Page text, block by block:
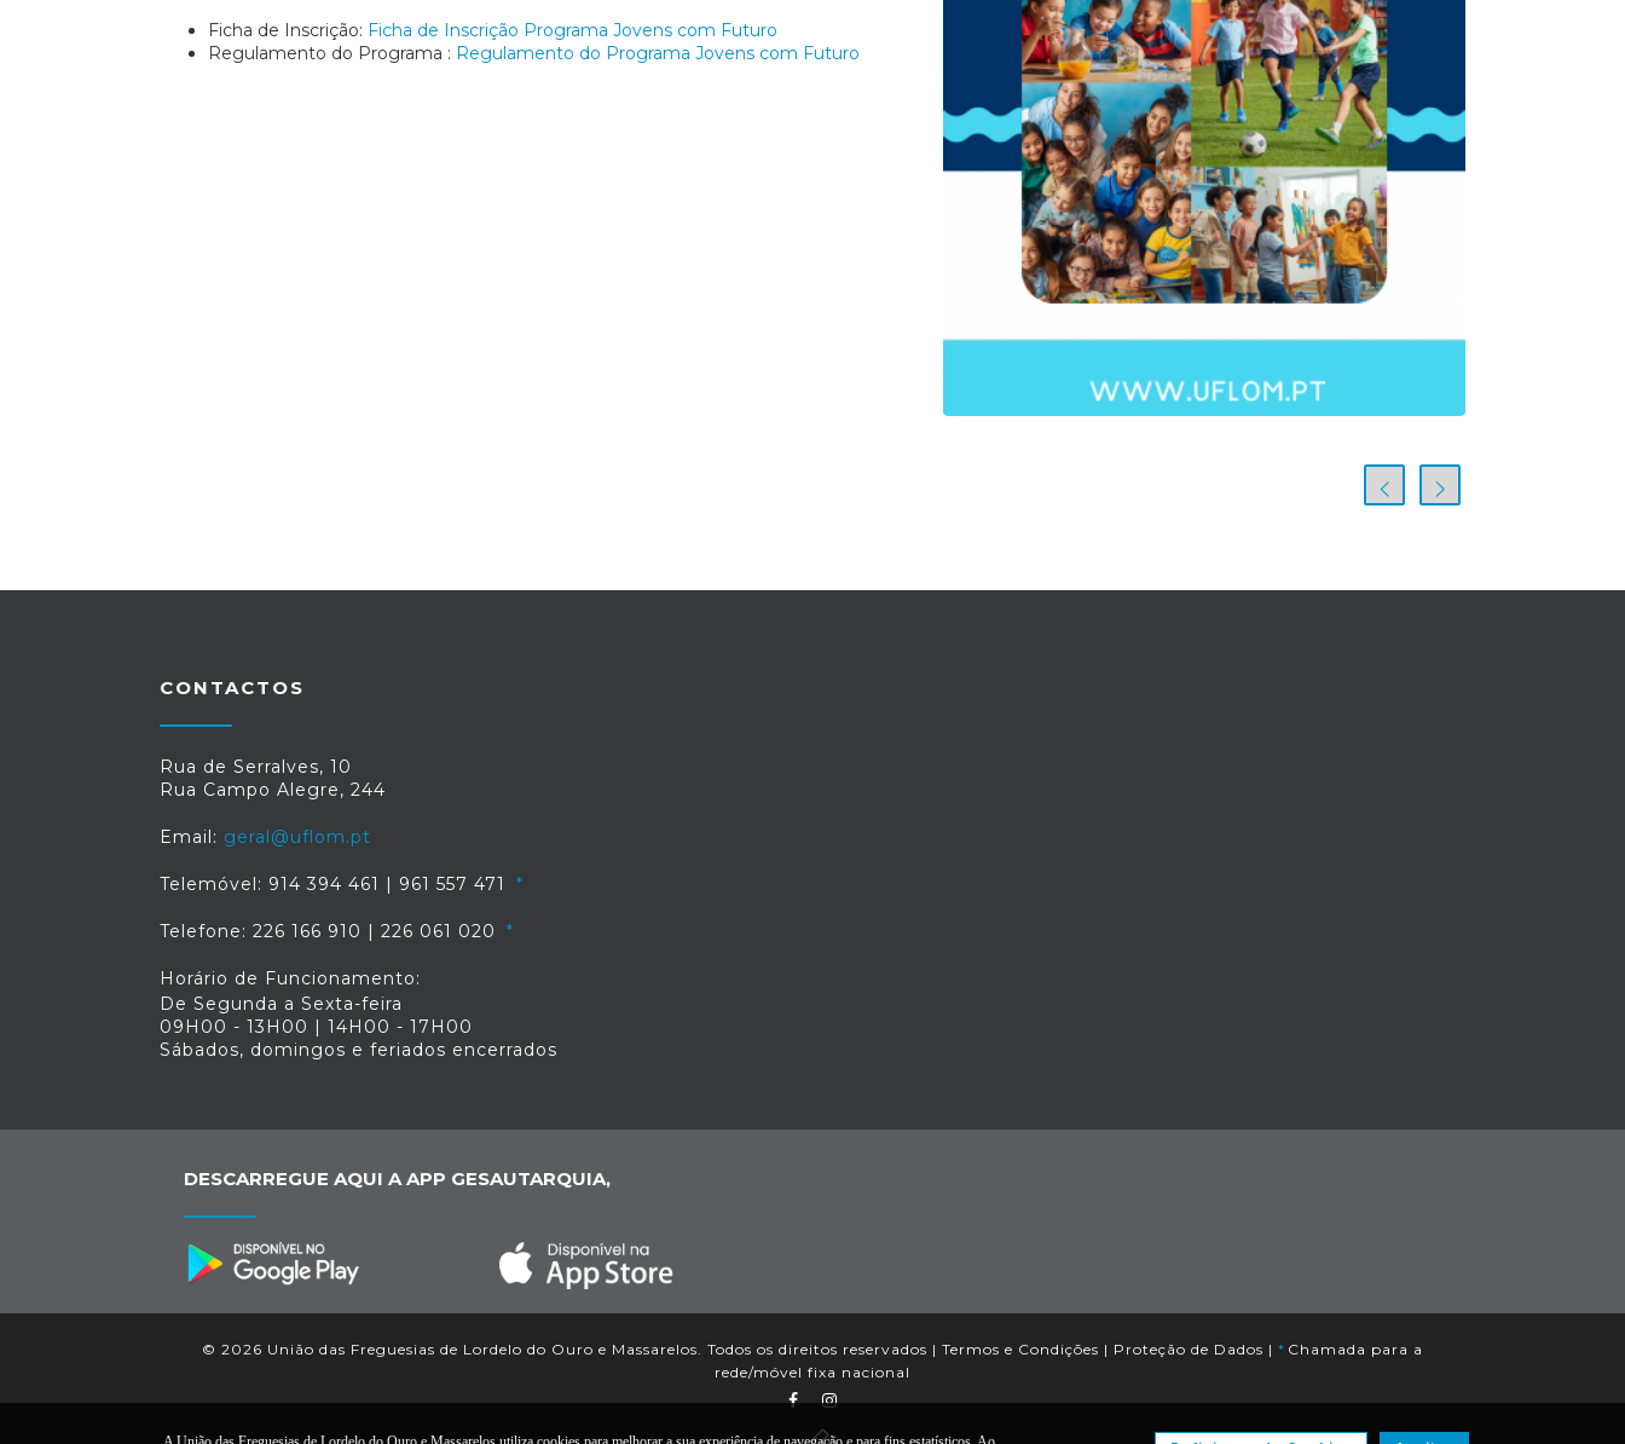
Ficha de Inscrição: Ficha de Inscrição Programa Jovens com Futuro
Regulamento do Programa : Regulamento do Programa Jovens com Futuro
CONTACTOS
Rua de Serralves, 10
Rua Campo Alegre, 244
Email: geral@uflom.pt
Telemóvel: 914 394 461 | 961 557 471
Telefone: 226 166 910 | 226 061 020
Horário de Funcionamento:
De Segunda a Sexta-feira
09H00 - 13H00 | 14H00 - 17H00
Sábados, domingos e feriados encerrados
DESCARREGUE AQUI A APP GESAUTARQUIA,
© 2026 União das Freguesias de Lordelo do Ouro e Massarelos. Todos os direitos reservados | Termos e Condições | Proteção de Dados | * Chamada para a
rede/móvel fixa nacional